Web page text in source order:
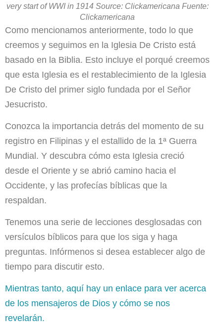
very start of WWI in 1914 Source: Clickamericana Fuente:
Clickamericana
Como mencionamos anteriormente, todo lo que
creemos y seguimos en la Iglesia De Cristo está
basado en la Biblia. Esto incluye el porqué creemos
que esta Iglesia es el restablecimiento de la Iglesia
De Cristo del primer siglo fundada por el Señor
Jesucristo.
Conozca la importancia detrás del momento de su
registro en Filipinas y el estallido de la 1ª Guerra
Mundial. Y descubra cómo esta Iglesia creció
desde el Oriente y se abrió camino hacia el
Occidente, y las profecías bíblicas que la
respaldan.
Tenemos una serie de lecciones desglosadas con
versículos bíblicos para que los siga y haga
preguntas. Infórmenos si desea establecer algo de
tiempo para discutir esto.
Mientras tanto, aquí hay un enlace para ver acerca
de los mensajeros de Dios y cómo se nos
revelarán.